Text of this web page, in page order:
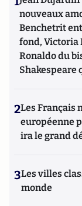
nouveaux
Benchetrit
fond, Victoria
Ronaldo du
Shakespeare
2Les Français
européenne
ira le grand
3Les villes
monde